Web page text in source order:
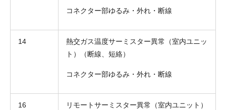
コネクター部ゆるみ・外れ・断線
14
熱交ガス温度サーミスター異常（室内ユニッ
ト）（断線、短絡）
コネクター部ゆるみ・外れ・断線
16
リモートサーミスター異常（室内ユニット）